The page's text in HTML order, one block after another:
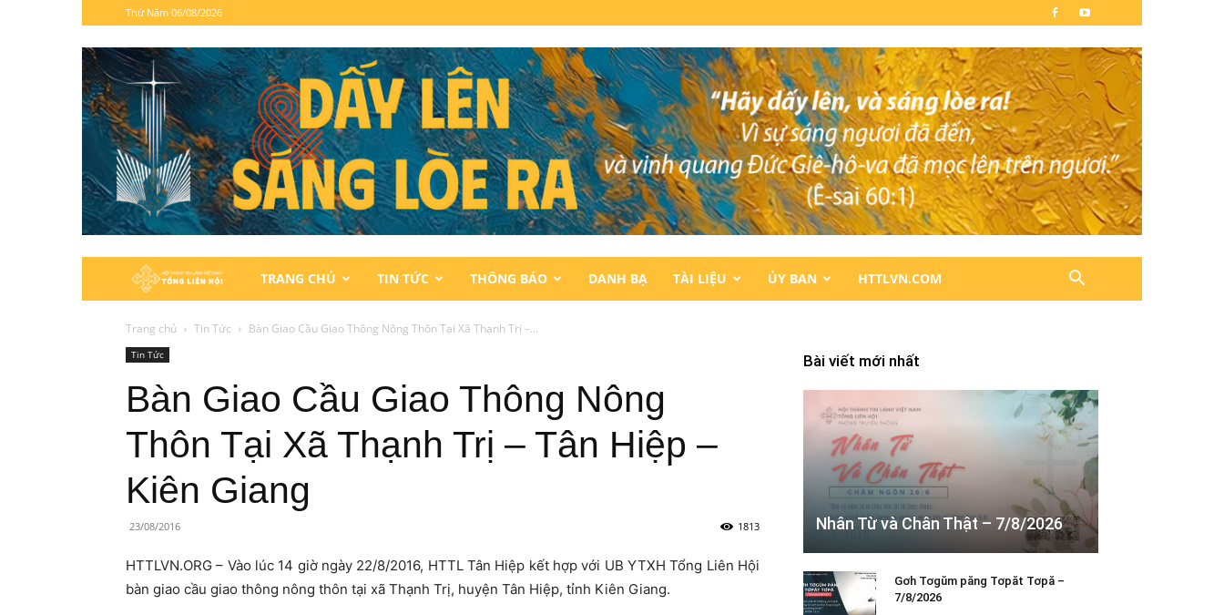
Thứ Năm 06/08/2026
Hội
Thánh
Lành
Việt
Nam
TRANG CHỦ TIN TỨC THÔNG BÁO DANH BẠ TÀI LIỆU ỦY BAN HTTLVN.COM
Trang chủ Tin Tức Bàn Giao Cầu Giao Thông Nông Thôn Tại Xã Thạnh Trị –...
Tin Tức
Bàn Giao Cầu Giao Thông Nông
Thôn Tại Xã Thạnh Trị – Tân Hiệp –
Kiên Giang
23/08/2016 1813
HTTLVN.ORG – Vào lúc 14 giờ ngày 22/8/2016, HTTL Tân Hiệp kết hợp với UB YTXH Tổng Liên Hội
bàn giao cầu giao thông nông thôn tại xã Thạnh Trị, huyện Tân Hiệp, tỉnh Kiên Giang.
Bài viết mới nhất
Nhân Từ và Chân Thật – 7/8/2026
Gơh Tơgŭm păng Tơpăt Tơpă –
7/8/2026